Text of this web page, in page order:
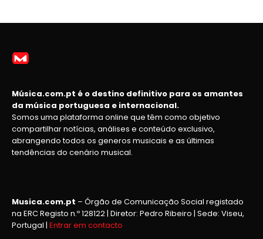
Música.com.pt é o destino definitivo para os amantes
da música portuguesa e internacional.
Somos uma plataforma online que têm como objetivo
compartilhar notícias, análises e conteúdo exclusivo,
abrangendo todos os generos musicais e as últimas
tendências do cenário musical.
Musica.com.pt – Órgão de Comunicação Social registado
na ERC Registo n.º 128122 | Diretor: Pedro Ribeiro | Sede: Viseu,
Portugal | Entrar em contacto